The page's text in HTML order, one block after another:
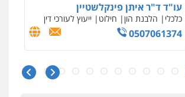
עו"ד ד"ר איתן פינקלשטיין
כלכלי הלבנת הון חילוט ייעוץ לעורכי דין
0507061374
עו"ד אמיר כהן
0504578527
ששלח הודעות מאיימות לעורך דין